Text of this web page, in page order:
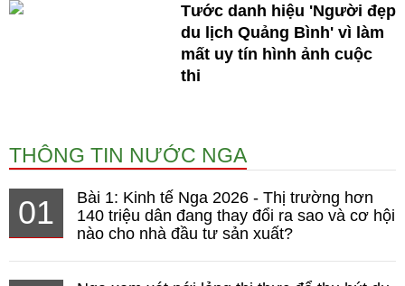
Tước danh hiệu 'Người đẹp
du lịch Quảng Bình' vì làm
mất uy tín hình ảnh cuộc
thi
THÔNG TIN NƯỚC NGA
01
Bài 1: Kinh tế Nga 2026 - Thị trường hơn
140 triệu dân đang thay đổi ra sao và cơ hội
nào cho nhà đầu tư sản xuất?